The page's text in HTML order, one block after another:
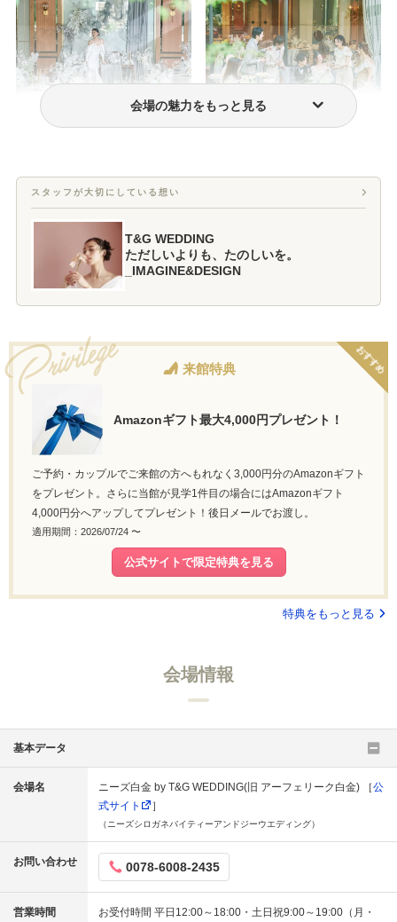
会場の魅力をもっと見る
スタッフが大切にしている想い
T&G WEDDING
ただしいよりも、たのしいを。
_IMAGINE&DESIGN
おすすめ
来館特典
Amazonギフト最大4,000円プレゼント！
ご予約・カップルでご来館の方へもれなく3,000円分のAmazonギフト
をプレゼント。さらに当館が見学1件目の場合にはAmazonギフト
4,000円分へアップしてプレゼント！後日メールでお渡し。
適用期間：2026/07/24 〜
公式サイトで限定特典を見る
特典をもっと見る
会場情報
基本データ
会場名 ニーズ白金 by T&G WEDDING(旧 アーフェリーク白金) ［公
式サイト
］
（ニーズシロガネバイティーアンドジーウエディング）
お問い合わせ 0078-6008-2435
営業時間
お受付時間 平日12:00～18:00・土日祝9:00～19:00（月・